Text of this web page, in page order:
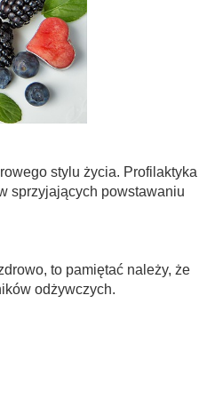
stylu życia. Profilaktyka
sprzyjających powstawaniu
to pamiętać należy, że
odżywczych.